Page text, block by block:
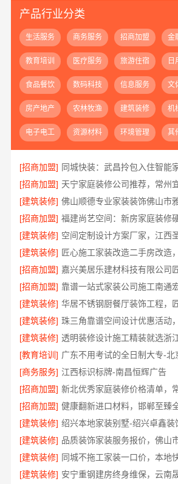
产品行业分类
生活服务 商务服务 招商加盟 金
教育培训 医疗服务 旅游住宿 日
食品餐饮 数码科技 信息服务 文
房产地产 农林牧渔 建筑装修 机
电子电工 资源材料 环境管理 其
[招商加盟] 同城快装：武昌拎包入住智能
[招商加盟]
[建筑装修]
[招商加盟] 福建尚艺空间：新房家庭装修
[建筑装修]
[建筑装修]
[招商加盟] 嘉兴美居乐建材科技有限公司
[招商加盟]
[建筑装修] 华居不锈钢厨餐厅装饰工程，
[建筑装修] 珠三角靠谱空间设计优惠活动
[建筑装修]
[教育培训]
[商务服务] 江西标识标牌-南昌恒辉广告
[招商加盟]
[招商加盟]
[建筑装修]
[建筑装修]
[建筑装修]
[建筑装修]